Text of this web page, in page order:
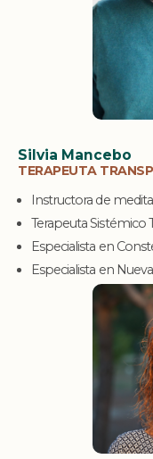
Silvia Mancebo
TERAPEUTA
Instructora de
Terapeuta Sistémico
Especialista en
Especialista en